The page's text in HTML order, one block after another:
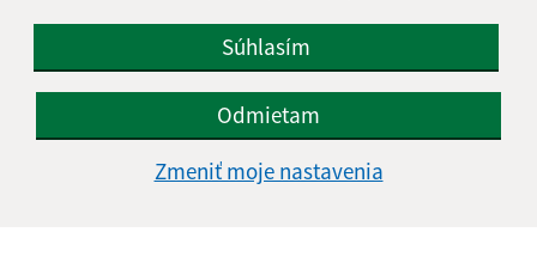
Súhlasím
Odmietam
Zmeniť moje nastavenia